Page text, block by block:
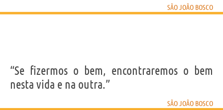
SÃO JOÃO BOSCO
“Se fizermos o bem, encontraremos o bem
nesta vida e na outra.”
SÃO JOÃO BOSCO